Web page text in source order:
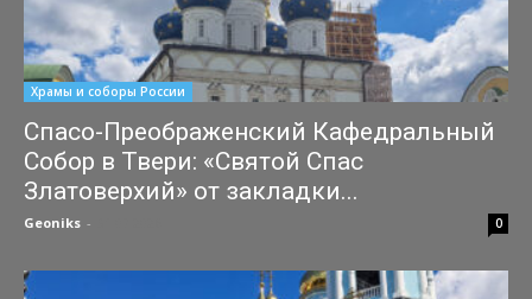
Храмы и соборы России
Спасо-Преображенский Кафедральный
Собор в Твери: «Святой Спас
Златоверхий» от закладки...
Geoniks - 0